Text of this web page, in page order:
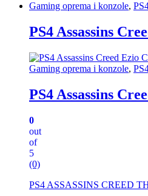
Gaming oprema i konzole,
PS4 Assassins
Gaming oprema i konzole,
PS4 Assassins
0
out
of
5
(0)
PS4 ASSASSINS CREED